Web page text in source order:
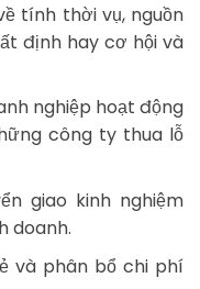
tính thời vụ, nguồn
định hay cơ hội và
nghiệp hoạt động
công ty thua lỗ
giao kinh nghiệm
doanh.
và phân bổ chi phí